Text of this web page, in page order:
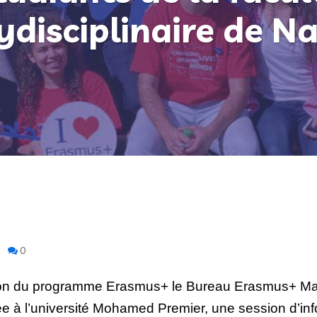
de
0
du programme Erasmus+ le Bureau Erasmus+
à l’université Mohamed Premier, une session